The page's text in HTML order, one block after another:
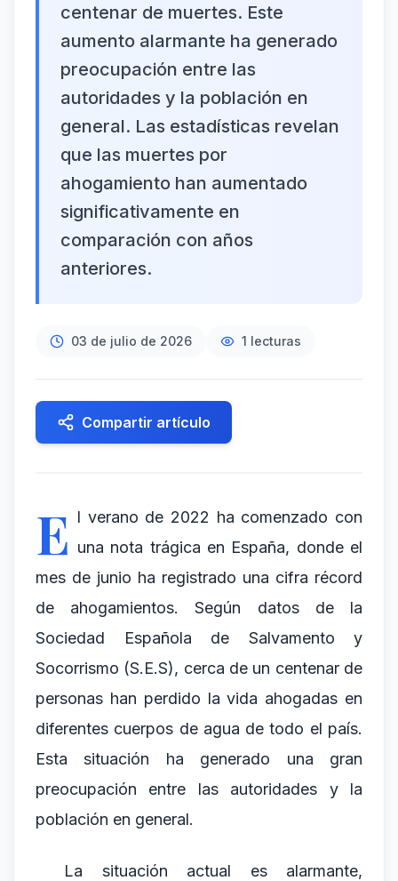
centenar de muertes. Este
aumento alarmante ha generado
preocupación entre las
autoridades y la población en
general. Las estadísticas revelan
que las muertes por
ahogamiento han aumentado
significativamente en
comparación con años
anteriores.
03 de julio de 2026 1 lecturas
Compartir artículo
E l verano de 2022 ha comenzado con
una nota trágica en España, donde el
mes de junio ha registrado una cifra récord
de ahogamientos. Según datos de la
Sociedad Española de Salvamento y
Socorrismo (S.E.S), cerca de un centenar de
personas han perdido la vida ahogadas en
diferentes cuerpos de agua de todo el país.
Esta situación ha generado una gran
preocupación entre las autoridades y la
población en general.
La situación actual es alarmante,